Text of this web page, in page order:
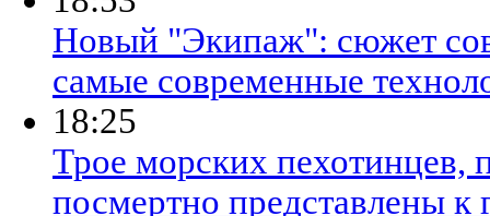
Новый "Экипаж": сюжет
самые современные
18:25
Трое морских пехотинцев,
посмертно представлены к